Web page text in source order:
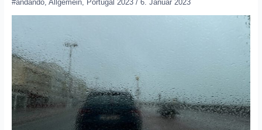
#andando, Allgemein, Portugal 2023/ 6. Januar 2023